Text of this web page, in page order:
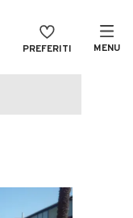
PREFERITI MENU